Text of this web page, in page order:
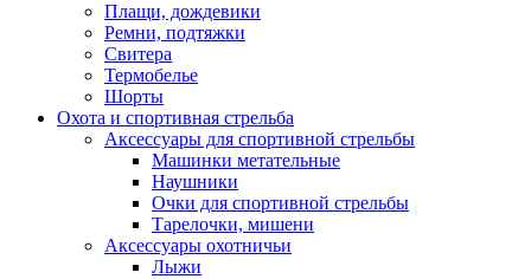
Плащи, дождевики
Ремни, подтяжки
Свитера
Термобелье
Шорты
Охота и спортивная стрельба
Аксессуары для спортивной стрельбы
Машинки метательные
Наушники
Очки для спортивной стрельбы
Тарелочки, мишени
Аксессуары охотничьи
Лыжи